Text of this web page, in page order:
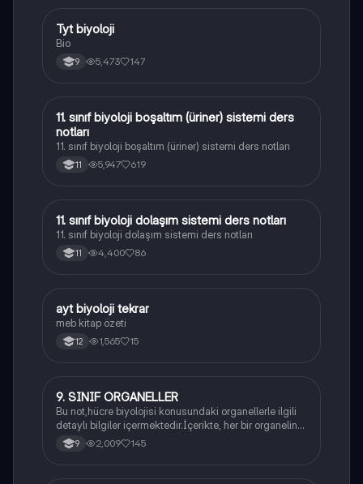
Biyoloji
Tyt biyoloji
Bio
9 5,473 147
Biyoloji
11. sınıf biyoloji boşaltım (üriner) sistemi ders
notları
11. sınıf biyoloji boşaltım (üriner) sistemi ders notları
11 5,947 619
Biyoloji
11. sınıf biyoloji dolaşım sistemi ders notları
11. sınıf biyoloji dolaşım sistemi ders notları
11 4,400 86
Biyoloji
ayt biyoloji tekrar
meb kitap özeti
12 1,565 15
Biyoloji
9. SINIF ORGANELLER
Bu not,hücre biyolojisi konusundaki organellerle ilgili
detaylı bilgiler içermektedir.İçerikte, her bir organelin
yapısı,fonksiyonları ve hücre içindeki rolü
açıklanmaktadır.
9 2,009 145